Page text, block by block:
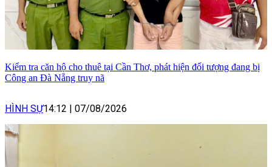
Kiểm tra căn hộ cho thuê tại Cần Thơ, phát hiện đối tượng đang bị
Công an Đà Nẵng truy nã
HÌNH SỰ14:12 07/08/2026